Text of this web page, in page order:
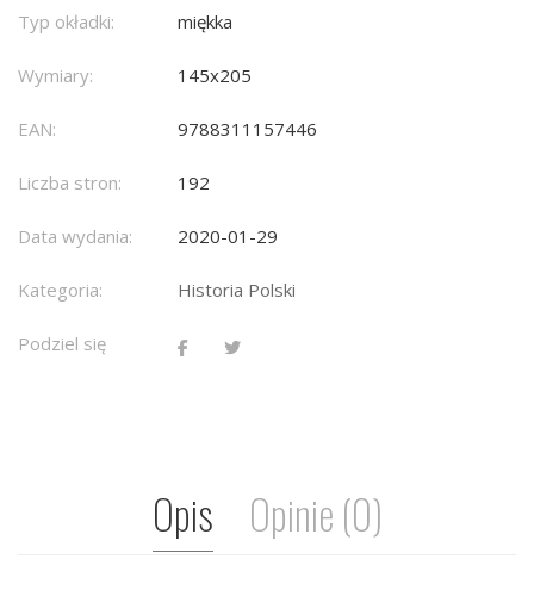
Typ okładki: miękka
Wymiary: 145x205
EAN: 9788311157446
Liczba stron: 192
Data wydania: 2020-01-29
Kategoria: Historia Polski
Podziel się
Opis Opinie (0)